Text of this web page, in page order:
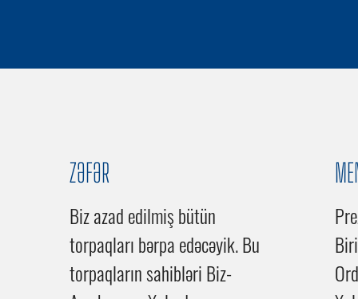
ZƏFƏR
Biz azad edilmiş bütün
torpaqları bərpa edəcəyik. Bu
torpaqların sahibləri Biz-